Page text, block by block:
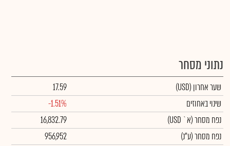
נתוני מסחר
שער אחרון (USD)
17.59
שינוי באחוזים
-1.51%
נפח מסחר(א` USD)
16,832.79
נפח מסחר(ע"נ)
956,952